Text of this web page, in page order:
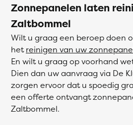
Zonnepanelen laten
Zaltbommel
Wilt u graag een beroep doen
hetreinigen van uw
En wilt u graag op voorhand
Dien dan uw aanvraag via De
zorgen ervoor dat u spoedig
een offerte ontvangt
Zaltbommel.